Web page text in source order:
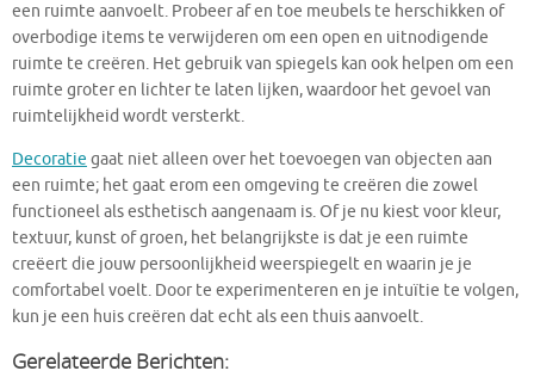
een ruimte aanvoelt. Probeer af en toe meubels te herschikken of
overbodige items te verwijderen om een open en uitnodigende
ruimte te creëren. Het gebruik van spiegels kan ook helpen om een
ruimte groter en lichter te laten lijken, waardoor het gevoel van
ruimtelijkheid wordt versterkt.
Decoratie gaat niet alleen over het toevoegen van objecten aan
een ruimte; het gaat erom een omgeving te creëren die zowel
functioneel als esthetisch aangenaam is. Of je nu kiest voor kleur,
textuur, kunst of groen, het belangrijkste is dat je een ruimte
creëert die jouw persoonlijkheid weerspiegelt en waarin je je
comfortabel voelt. Door te experimenteren en je intuïtie te volgen,
kun je een huis creëren dat echt als een thuis aanvoelt.
Gerelateerde Berichten: